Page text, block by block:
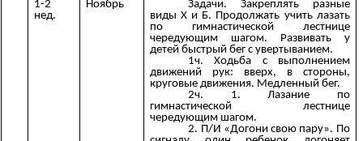
1-2
нед.
Ноябрь
Задачи. Закреплять разные
виды Х и Б. Продолжать учить лазать
по гимнастической лестнице
чередующим шагом. Развивать у
детей быстрый бег с увертыванием.
1ч. Ходьба с выполнением
движений рук: вверх, в стороны,
круговые движения. Медленный бег.
2ч. 1. Лазание по
гимнастической лестнице
чередующим шагом.
2. П/И «Догони свою пару». По